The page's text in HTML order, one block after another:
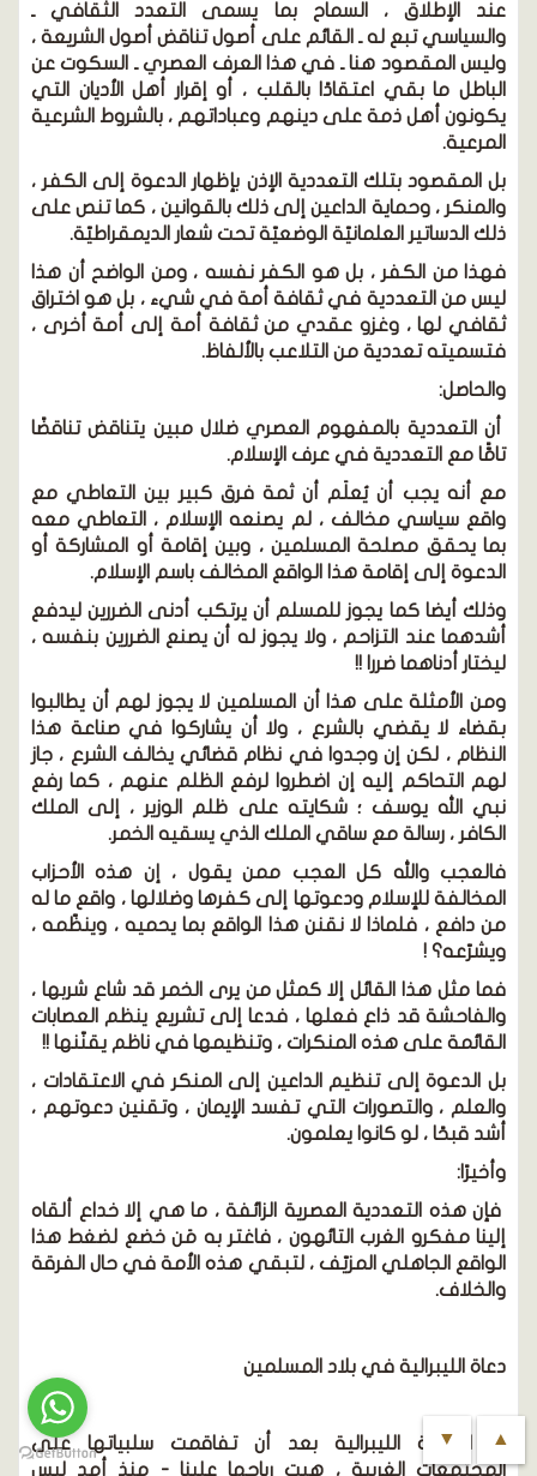
عند الإطلاق ، السماح بما يسمى التعدد الثقافي ـ
والسياسي تبع له ـ القائم على أصول تناقض أصول الشريعة ،
وليس المقصود هنا ـ في هذا العرف العصري ـ السكوت عن
الباطل ما بقي اعتقادًا بالقلب ، أو إقرار أهل الأديان التي
يكونون أهل ذمة على دينهم وعباداتهم ، بالشروط الشرعية
المرعية.
بل المقصود بتلك التعددية الإذن بإظهار الدعوة إلى الكفر ،
والمنكر ، وحماية الداعين إلى ذلك بالقوانين ، كما تنص على
ذلك الدساتير العلمانيّة الوضعيّة تحت شعار الديمقراطيّة.
فهذا من الكفر ، بل هو الكفر نفسه ، ومن الواضح أن هذا
ليس من التعددية في ثقافة أمة في شيء ، بل هو اختراق
ثقافي لها ، وغزو عقدي من ثقافة أمة إلى أمة أخرى ،
فتسميته تعددية من التلاعب بالألفاظ.
والحاصل:
أن التعددية بالمفهوم العصري ضلال مبين يتناقض تناقضًا
تامًّا مع التعددية في عرف الإسلام.
مع أنه يجب أن يُعلَم أن ثمة فرق كبير بين التعاطي مع
واقع سياسي مخالف ، لم يصنعه الإسلام ، التعاطي معه
بما يحقق مصلحة المسلمين ، وبين إقامة أو المشاركة أو
الدعوة إلى إقامة هذا الواقع المخالف باسم الإسلام.
وذلك أيضا كما يجوز للمسلم أن يرتكب أدنى الضررين ليدفع
أشدهما عند التزاحم ، ولا يجوز له أن يصنع الضررين بنفسه ،
ليختار أدناهما ضررا !!
ومن الأمثلة على هذا أن المسلمين لا يجوز لهم أن يطالبوا
بقضاء لا يقضي بالشرع ، ولا أن يشاركوا في صناعة هذا
النظام ، لكن إن وجدوا في نظام قضائي يخالف الشرع ، جاز
لهم التحاكم إليه إن اضطروا لرفع الظلم عنهم ، كما رفع
نبي الله يوسف ؛ شكايته على ظلم الوزير ، إلى الملك
الكافر ، رسالة مع ساقي الملك الذي يسقيه الخمر.
فالعجب والله كل العجب ممن يقول ، إن هذه الأحزاب
المخالفة للإسلام ودعوتها إلى كفرها وضلالها ، واقع ما له
من دافع ، فلماذا لا نقنن هذا الواقع بما يحميه ، وينظّمه ،
ويشرّعه؟ !
فما مثل هذا القائل إلا كمثل من يرى الخمر قد شاع شربها ،
والفاحشة قد ذاع فعلها ، فدعا إلى تشريع ينظم العصابات
القائمة على هذه المنكرات ، وتنظيمها في ناظم يقنّنها !!
بل الدعوة إلى تنظيم الداعين إلى المنكر في الاعتقادات ،
والعلم ، والتصورات التي تفسد الإيمان ، وتقنين دعوتهم ،
أشد قبحًا ، لو كانوا يعلمون.
وأخيرًا:
فإن هذه التعددية العصرية الزائفة ، ما هي إلا خداع ألقاه
إلينا مفكرو الغرب التائهون ، فاغتر به مَن خضع لضغط هذا
الواقع الجاهلي المزيّف ، لتبقي هذه الأمة في حال الفرقة
والخلاف.
دعاة الليبرالية في بلاد المسلمين
إن الفكرة الليبرالية بعد أن تفاقمت سلبياتها على
المجتمعات الغربية ، هبت رياحها علينا - منذ أمد ليس
▲
▼